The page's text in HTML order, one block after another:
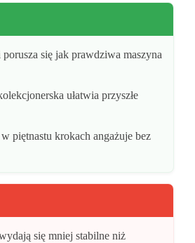
się jak prawdziwa maszyna
ułatwia przyszłe
piętnastu krokach angażuje bez
się mniej stabilne niż